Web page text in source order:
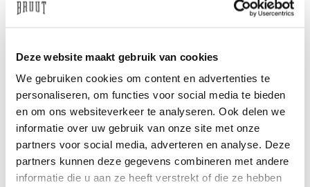
Deze website maakt gebruik van cookies
We gebruiken cookies om content en advertenties te
personaliseren, om functies voor social media te bieden
en om ons websiteverkeer te analyseren. Ook delen we
informatie over uw gebruik van onze site met onze
partners voor social media, adverteren en analyse. Deze
partners kunnen deze gegevens combineren met andere
informatie die u aan ze heeft verstrekt of die ze hebben
Besoin d’aide? Nous sommes là pour vous aider
info@bruut.nl Chat Whatsapp
À propos de ce produit
Livraison et retours